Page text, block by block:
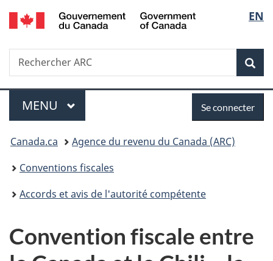
Passer
au
Passer
à
du
Passer
à
simplifiée
de
la
EN
Recherche
Rechercher
ARC
Menu
MENU PRINCIPAL
connecter
Se connecter
Vous
êtes
ici :
Canada.ca
Agence du revenu du Canada (ARC)
Conventions fiscales
Accords et avis de l'autorité compétente
Convention fiscale entre